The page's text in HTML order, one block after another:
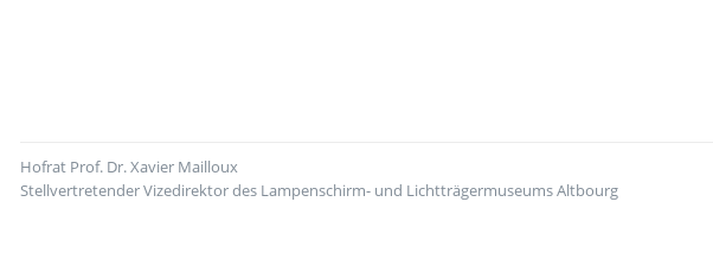
Hofrat Prof. Dr. Xavier Mailloux
Stellvertretender Vizedirektor des Lampenschirm- und Lichtträgermuseums Altbourg